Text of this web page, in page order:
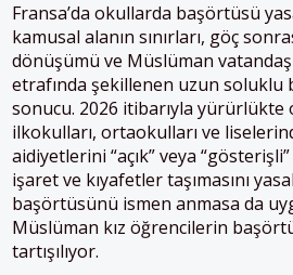
Fransa’da okullarda başörtüsü
kamusal alanın sınırları, göç
dönüşümü ve Müslüman
etrafında şekillenen uzun soluklu
sonucu. 2026 itibarıyla yürürlükte
ilkokulları, ortaokulları ve
aidiyetlerini “açık” veya
işaret ve kıyafetler taşımasını
başörtüsünü ismen anmasa da
Müslüman kız öğrencilerin
tartışılıyor.